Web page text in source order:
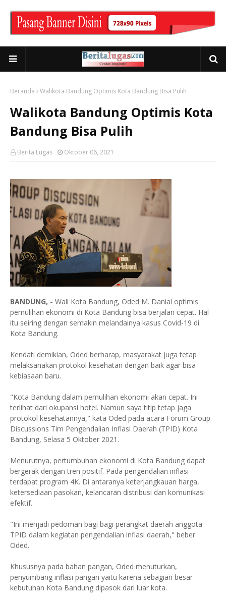
Beranda Walikota Bandung Optimis Kota Bandung Bisa Pulih
Walikota Bandung Optimis Kota
Bandung Bisa Pulih
Berita Lugas Oktober 06, 2021
BANDUNG, - Wali Kota Bandung, Oded M. Danial optimis
pemulihan ekonomi di Kota Bandung bisa berjalan cepat. Hal
itu seiring dengan semakin melandainya kasus Covid-19 di
Kota Bandung.
Kendati demikian, Oded berharap, masyarakat juga tetap
melaksanakan protokol kesehatan dengan baik agar bisa
kebiasaan baru.
"Kota Bandung dalam pemulihan ekonomi akan cepat. Ini
terlihat dari okupansi hotel. Namun saya titip tetap jaga
protokol kesehatannya," kata Oded pada acara Forum Group
Discussions Tim Pengendalian Inflasi Daerah (TPID) Kota
Bandung, Selasa 5 Oktober 2021.
Menurutnya, pertumbuhan ekonomi di Kota Bandung dapat
bergerak dengan tren positif. Pada pengendalian inflasi
terdapat program 4K. Di antaranya keterjangkauan harga,
ketersediaan pasokan, kelancaran distribusi dan komunikasi
efektif.
"Ini menjadi pedoman bagi bagi perangkat daerah anggota
TPID dalam kegiatan pengendalian inflasi daerah," beber
Oded.
Khususnya pada bahan pangan, Oded menuturkan,
penyumbang inflasi pangan yaitu karena sebagian besar
kebutuhan Kota Bandung dipasok dari luar kota.